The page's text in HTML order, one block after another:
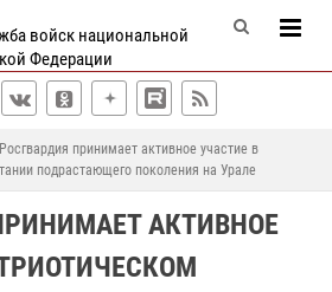
войск национальной
Федерации
Росгвардия принимает активное участие в
подрастающего поколения на Урале
АКТИВНОЕ